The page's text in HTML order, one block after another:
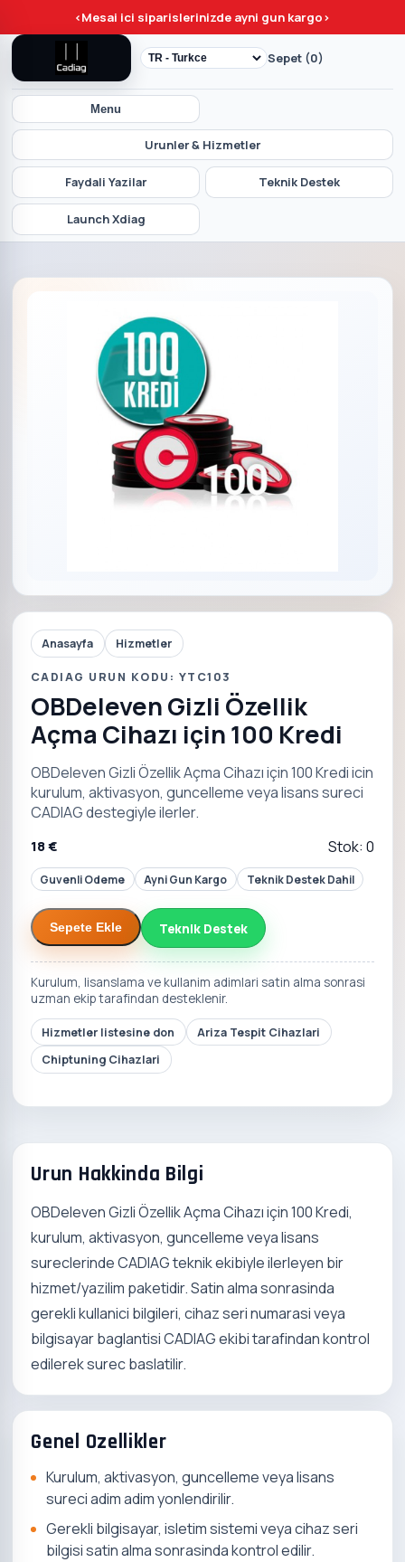
<Mesai ici siparislerinizde ayni gun kargo>
Menu
Urunler & Hizmetler
Faydali Yazilar Teknik Destek
Launch Xdiag
Sepet (0)
Anasayfa Hizmetler
CADIAG URUN KODU: YTC103
OBDeleven Gizli Özellik
Açma Cihazı için 100 Kredi
OBDeleven Gizli Özellik Açma Cihazı için 100 Kredi icin
kurulum, aktivasyon, guncelleme veya lisans sureci
CADIAG destegiyle ilerler.
18 € Stok: 0
Guvenli Odeme Ayni Gun Kargo Teknik Destek Dahil
Sepete Ekle Teknik Destek
Kurulum, lisanslama ve kullanim adimlari satin alma sonrasi
uzman ekip tarafindan desteklenir.
Hizmetler listesine don
Ariza Tespit Cihazlari
Chiptuning Cihazlari
Urun Hakkinda Bilgi
OBDeleven Gizli Özellik Açma Cihazı için 100 Kredi,
kurulum, aktivasyon, guncelleme veya lisans
sureclerinde CADIAG teknik ekibiyle ilerleyen bir
hizmet/yazilim paketidir. Satin alma sonrasinda
gerekli kullanici bilgileri, cihaz seri numarasi veya
bilgisayar baglantisi CADIAG ekibi tarafindan kontrol
edilerek surec baslatilir.
Genel Ozellikler
Kurulum, aktivasyon, guncelleme veya lisans
sureci adim adim yonlendirilir.
Gerekli bilgisayar, isletim sistemi veya cihaz seri
bilgisi satin alma sonrasinda kontrol edilir.